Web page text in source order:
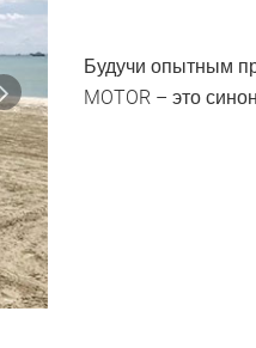
Следующая
Будучи опытным
MOTOR – это